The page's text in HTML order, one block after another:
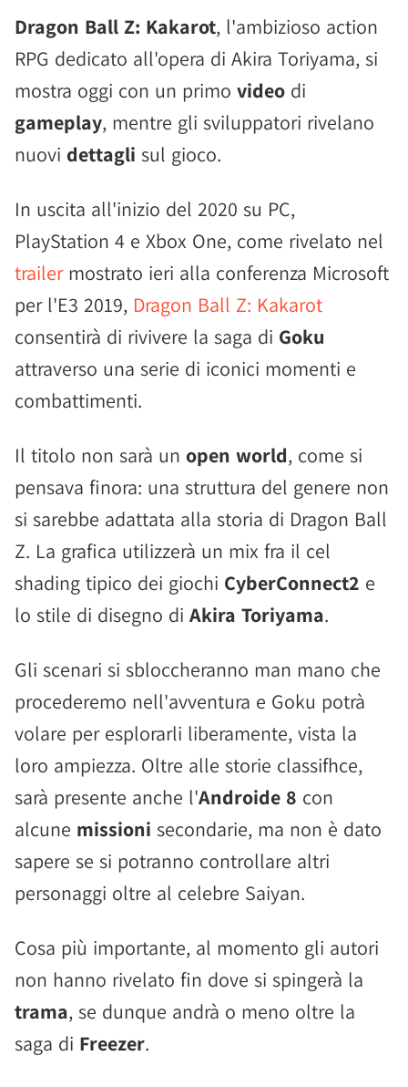
Dragon Ball Z: Kakarot, l'ambizioso action
RPG dedicato all'opera di Akira Toriyama, si
mostra oggi con un primo video di
gameplay, mentre gli sviluppatori rivelano
nuovi dettagli sul gioco.
In uscita all'inizio del 2020 su PC,
PlayStation 4 e Xbox One, come rivelato nel
trailermostrato ieri alla conferenza Microsoft
per l'E3 2019, Dragon Ball Z: Kakarot
consentirà di rivivere la saga di Goku
attraverso una serie di iconici momenti e
combattimenti.
Il titolo non sarà un open world, come si
pensava finora: una struttura del genere non
si sarebbe adattata alla storia di Dragon Ball
Z. La grafica utilizzerà un mix fra il cel
shading tipico dei giochi CyberConnect2 e
lo stile di disegno di Akira Toriyama.
Gli scenari si sbloccheranno man mano che
procederemo nell'avventura e Goku potrà
volare per esplorarli liberamente, vista la
loro ampiezza. Oltre alle storie classifhce,
sarà presente anche l'Androide 8 con
alcune missioni secondarie, ma non è dato
sapere se si potranno controllare altri
personaggi oltre al celebre Saiyan.
Cosa più importante, al momento gli autori
non hanno rivelato fin dove si spingerà la
trama, se dunque andrà o meno oltre la
saga di Freezer.